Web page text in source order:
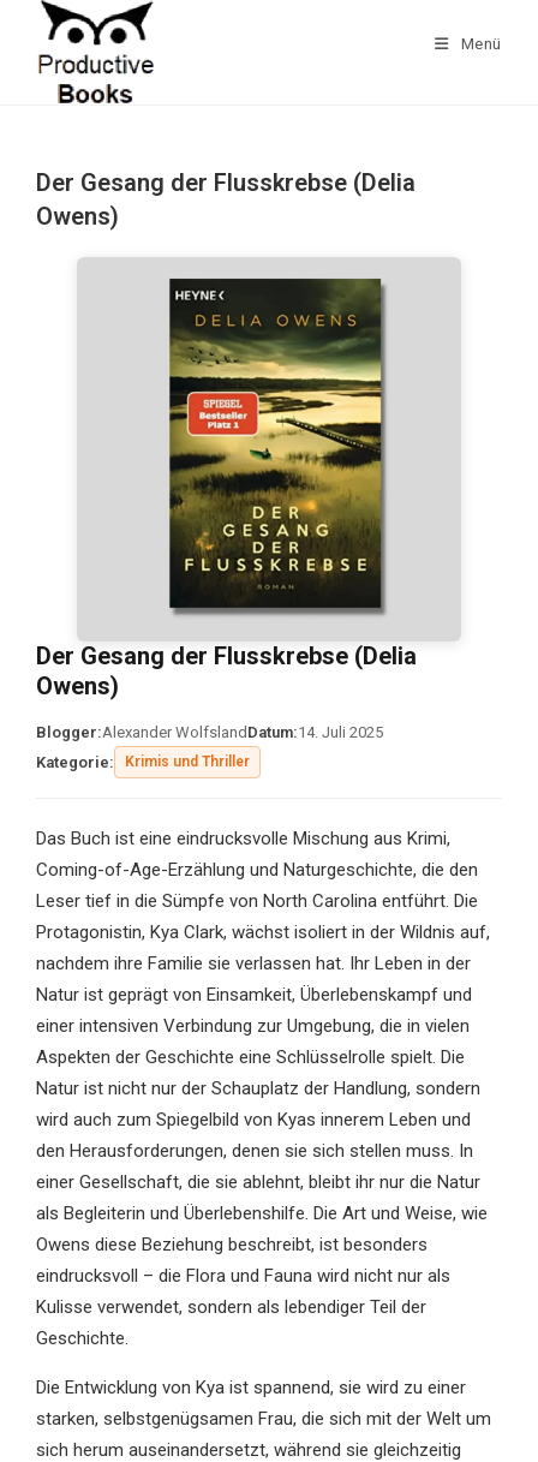
springen
Menü
Der Gesang der Flusskrebse (Delia
Owens)
Der Gesang der Flusskrebse (Delia
Owens)
Blogger:Alexander Wolfsland Datum:14. Juli 2025
Kategorie:
Krimis und Thriller
Das Buch ist eine eindrucksvolle Mischung aus Krimi,
Coming-of-Age-Erzählung und Naturgeschichte, die den
Leser tief in die Sümpfe von North Carolina entführt. Die
Protagonistin, Kya Clark, wächst isoliert in der Wildnis auf,
nachdem ihre Familie sie verlassen hat. Ihr Leben in der
Natur ist geprägt von Einsamkeit, Überlebenskampf und
einer intensiven Verbindung zur Umgebung, die in vielen
Aspekten der Geschichte eine Schlüsselrolle spielt. Die
Natur ist nicht nur der Schauplatz der Handlung, sondern
wird auch zum Spiegelbild von Kyas innerem Leben und
den Herausforderungen, denen sie sich stellen muss. In
einer Gesellschaft, die sie ablehnt, bleibt ihr nur die Natur
als Begleiterin und Überlebenshilfe. Die Art und Weise, wie
Owens diese Beziehung beschreibt, ist besonders
eindrucksvoll – die Flora und Fauna wird nicht nur als
Kulisse verwendet, sondern als lebendiger Teil der
Geschichte.
Die Entwicklung von Kya ist spannend, sie wird zu einer
starken, selbstgenügsamen Frau, die sich mit der Welt um
sich herum auseinandersetzt, während sie gleichzeitig